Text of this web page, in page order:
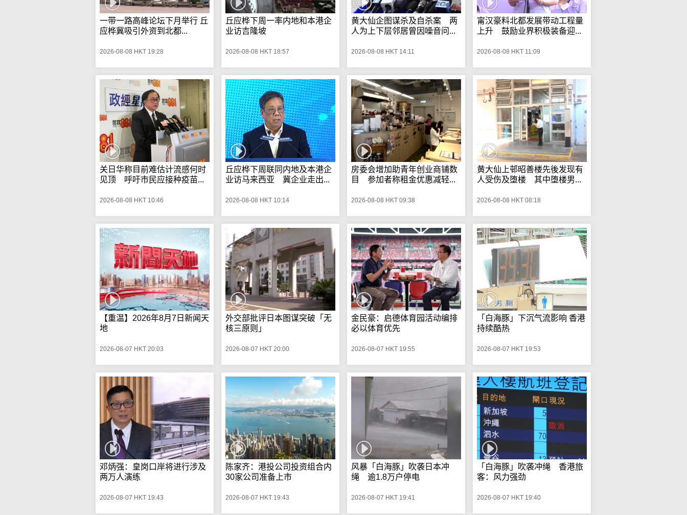
一带一路高峰论坛下月举行 丘
应桦冀吸引外资到北都...
2026-08-08 HKT 19:28
丘应桦下周一率内地和本港企
业访吉隆坡
2026-08-08 HKT 18:57
黄大仙企图谋杀及自杀案 两
人为上下层邻居曾因噪音问...
2026-08-08 HKT 14:11
甯汉豪料北都发展带动工程量
上升 鼓励业界积极装备迎...
2026-08-08 HKT 11:09
关日华称目前难估计流感何时
见顶 呼吁市民应接种疫苗...
2026-08-08 HKT 10:46
丘应桦下周联同内地及本港企
业访马来西亚 冀企业走出...
2026-08-08 HKT 10:14
房委会增加助青年创业商铺数
目 参加者称租金优惠减轻...
2026-08-08 HKT 09:38
黄大仙上邨昭善楼先後发现有
人受伤及堕楼 其中堕楼男...
2026-08-08 HKT 08:18
【重温】2026年8月7日新闻天
地
2026-08-07 HKT 20:03
外交部批评日本图谋突破「无
核三原则」
2026-08-07 HKT 20:00
金民豪：启德体育园活动编排
必以体育优先
2026-08-07 HKT 19:55
「白海豚」下沉气流影响 香港
持续酷热
2026-08-07 HKT 19:53
邓炳强：皇岗口岸将进行涉及
两万人演练
2026-08-07 HKT 19:43
陈家齐：港投公司投资组合内
30家公司准备上市
2026-08-07 HKT 19:43
风暴「白海豚」吹袭日本冲
绳 逾1.8万户停电
2026-08-07 HKT 19:41
「白海豚」吹袭冲绳 香港旅
客：风力强劲
2026-08-07 HKT 19:40